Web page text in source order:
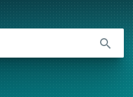
search